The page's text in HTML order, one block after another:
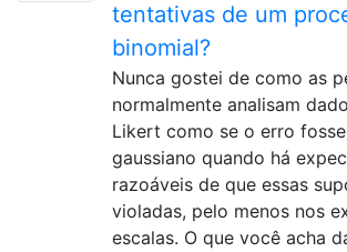
tentativas de um
binomial?
Nunca gostei de como as
normalmente analisam
Likert como se o erro
gaussiano quando há
razoáveis ​​de que essas
violadas, pelo menos nos
escalas. O que você acha